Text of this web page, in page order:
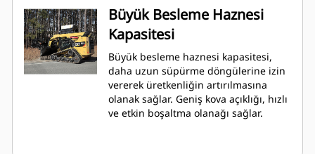
Büyük Besleme Haznesi
Kapasitesi
Büyük besleme haznesi kapasitesi,
daha uzun süpürme döngülerine izin
vererek üretkenliğin artırılmasına
olanak sağlar. Geniş kova açıklığı, hızlı
ve etkin boşaltma olanağı sağlar.